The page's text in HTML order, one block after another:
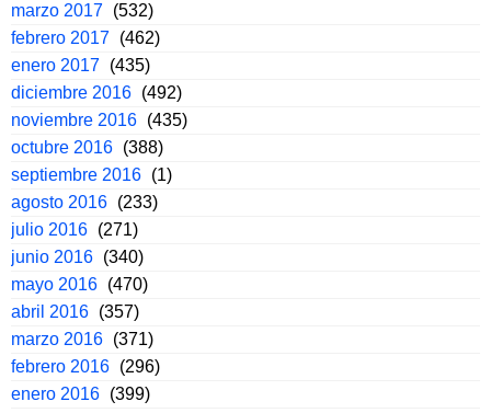
marzo 2017 (532)
febrero 2017 (462)
enero 2017 (435)
diciembre 2016 (492)
noviembre 2016 (435)
octubre 2016 (388)
septiembre 2016 (1)
agosto 2016 (233)
julio 2016 (271)
junio 2016 (340)
mayo 2016 (470)
abril 2016 (357)
marzo 2016 (371)
febrero 2016 (296)
enero 2016 (399)